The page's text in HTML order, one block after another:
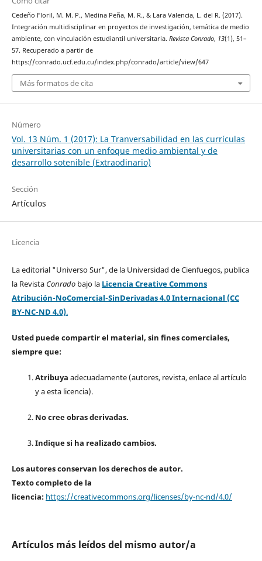
Cedeño Floril, M. M. P., Medina Peña, M. R., & Lara Valencia, L. del R. (2017).
Integración multidisciplinar en proyectos de investigación, temática de medio
ambiente, con vinculación estudiantil universitaria. Revista Conrado, 13(1), 51–
57. Recuperado a partir de
https://conrado.ucf.edu.cu/index.php/conrado/article/view/647
Más formatos de cita
Número
Vol. 13 Núm. 1 (2017): La Tranversabilidad en las currículas
universitarias con un enfoque medio ambiental y de
desarrollo sotenible (Extraodinario)
Sección
Artículos
Licencia
La editorial "Universo Sur", de la Universidad de Cienfuegos, publica
la Revista Conradobajo la Licencia Creative Commons
Atribución-NoComercial-SinDerivadas 4.0 Internacional (CC
BY-NC-ND 4.0).
Usted puede compartir el material, sin fines comerciales,
siempre que:
Atribuya adecuadamente (autores, revista, enlace al artículo
y a esta licencia).
No cree obras derivadas.
Indique si ha realizado cambios.
Los autores conservan los derechos de autor.
Texto completo de la
licencia: https://creativecommons.org/licenses/by-nc-nd/4.0/
Artículos más leídos del mismo autor/a